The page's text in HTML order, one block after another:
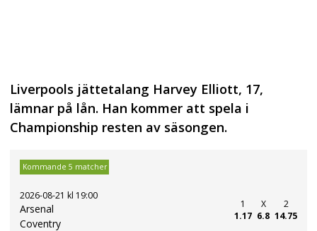
Liverpools jättetalang Harvey Elliott, 17,
lämnar på lån. Han kommer att spela i
Championship resten av säsongen.
Kommande 5 matcher
2026-08-21 kl 19:00
Arsenal
Coventry
1
1.17
X
6.8
2
14.75